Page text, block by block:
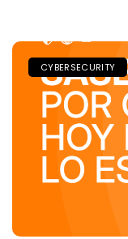
CYBERSECURITY